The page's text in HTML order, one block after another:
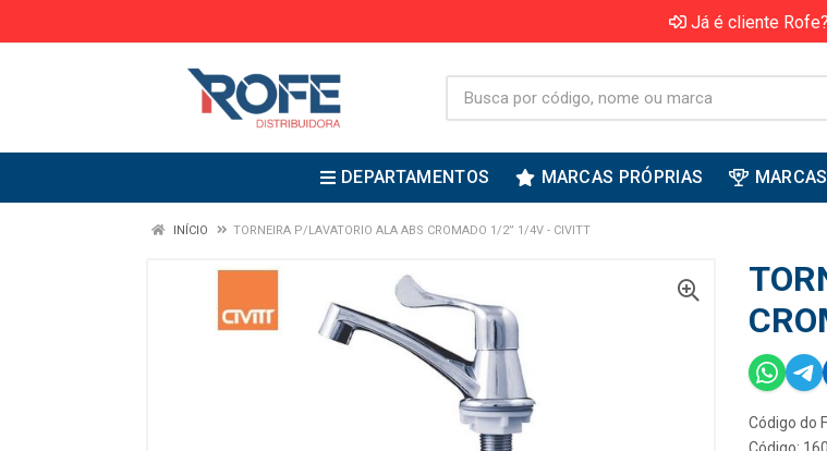
Já é cliente
DEPARTAMENTOS MARCAS PRÓPRIAS
INÍCIO TORNEIRA P/LAVATORIO ALA ABS CROMADO 1/2” 1/4V - CIVITT
Código do